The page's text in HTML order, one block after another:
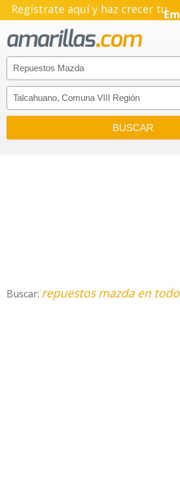
Regístrate aquí y haz crecer tu
Buscar: repuestos mazda en